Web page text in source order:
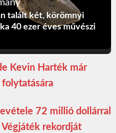
talált két, körömnyi
40 ezer éves művészi
Kevin Harték már
72 millió dollárral
rekordját